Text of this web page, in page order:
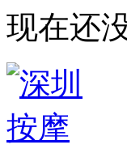
现在还